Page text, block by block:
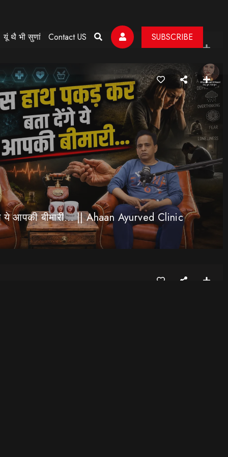
यूं थै भी सुणां Contact US SUBSCRIBE
आपकी बीमारी… || Ahaan Ayurved Clinic
देता है, प्रदीप भंडारी…